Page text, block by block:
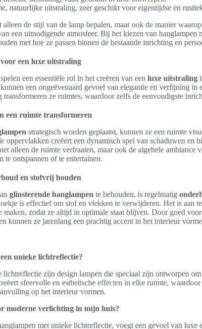
natuurlijke uitstraling, zeer geschikt voor eigentijdse en
alleen de stijl van de lamp bepalen, maar ook de manier
een uitnodigende atmosfeer. Bij het kiezen van hanglampen
met hoe ze passen binnen de bestaande inrichting en
een luxe uitstraling
spelen een essentiële rol in het creëren van een luxe uitstraling
een ongeëvenaard gevoel van elegantie en verfijning in
transformeren ze ruimtes, waardoor zelfs de eenvoudigste
een ruimte transformeren
strategisch worden geplaatst, kunnen ze een ruimte
oppervlakken creëert een dynamisch spel van schaduwen en
alleen de ruimte verfraaien, maar ook de algehele ambiance
ontspannen of te entertainen.
en stofvrij houden
glinsterende hanglampen te behouden, is regelmatig
is effectief om stof en vlekken te verwijderen. Het is aan
maken, zodat ze altijd in optimale staat blijven. Door goed
kunnen ze jarenlang een prachtig accent in het interieur
unieke lichtreflectie?
lichtreflectie zijn design lampen die speciaal zijn ontworpen
sfeervolle en esthetische effecten in elke ruimte,
op het interieur vormen.
moderne verlichting in mijn huis?
met unieke lichtreflectie, voegt een gevoel van luxe